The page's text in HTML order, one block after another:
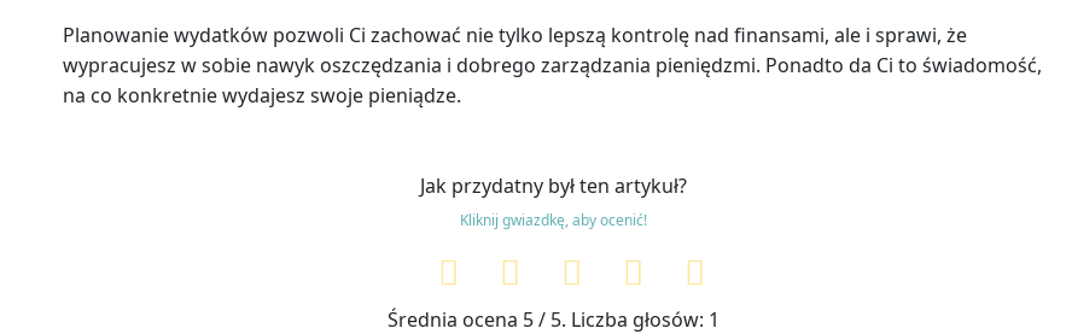
Planowanie wydatków pozwoli Ci zachować nie tylko lepszą kontrolę nad finansami, ale i sprawi, że
wypracujesz w sobie nawyk oszczędzania i dobrego zarządzania pieniędzmi. Ponadto da Ci to świadomość,
na co konkretnie wydajesz swoje pieniądze.
Jak przydatny był ten artykuł?
Kliknij gwiazdkę, aby ocenić!
Średnia ocena 5/ 5. Liczba głosów: 1